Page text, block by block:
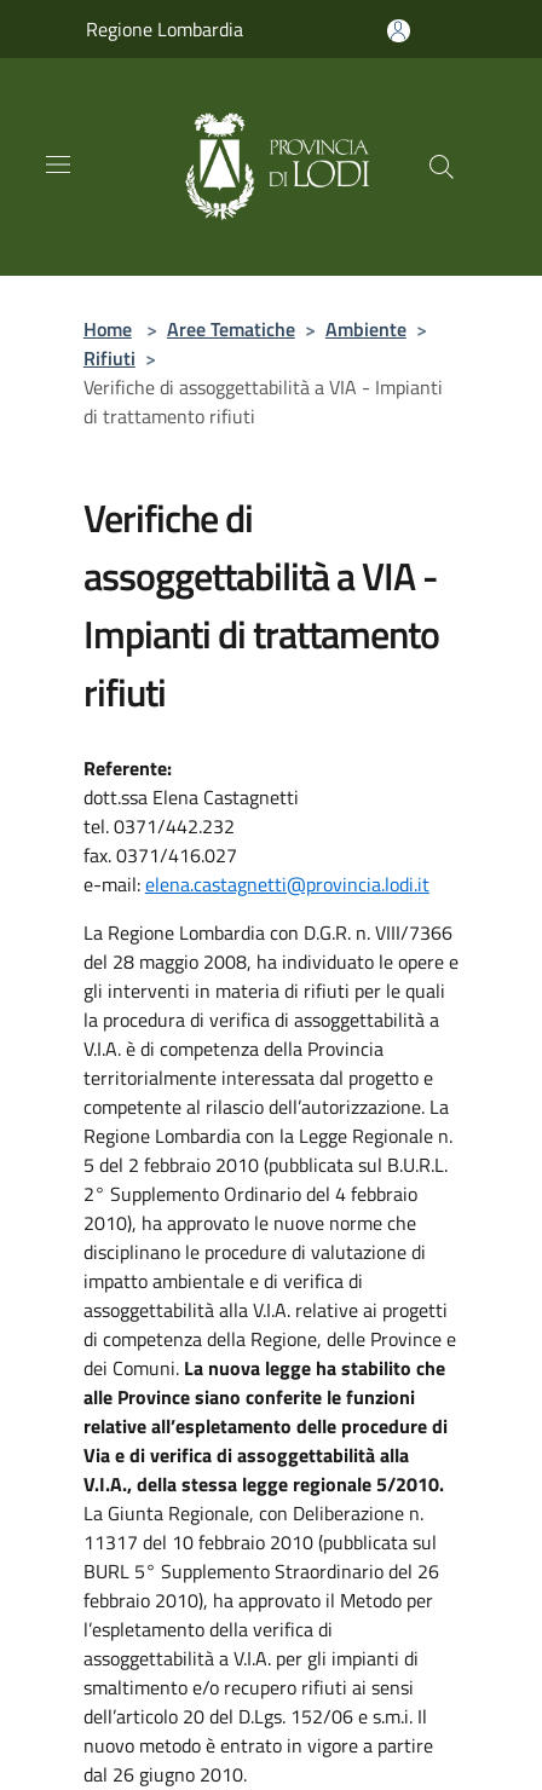
Regione Lombardia
Home > Aree Tematiche > Ambiente >
Rifiuti >
Verifiche di assoggettabilità a VIA - Impianti
di trattamento rifiuti
Verifiche di
assoggettabilità a VIA -
Impianti di trattamento
rifiuti
Referente:
dott.ssa Elena Castagnetti
tel. 0371/442.232
fax. 0371/416.027
e-mail:elena.castagnetti@provincia.lodi.it
La Regione Lombardia con D.G.R. n. VIII/7366
del 28 maggio 2008, ha individuato le opere e
gli interventi in materia di rifiuti per le quali
la procedura di verifica di assoggettabilità a
V.I.A. è di competenza della Provincia
territorialmente interessata dal progetto e
competente al rilascio dell’autorizzazione. La
Regione Lombardia con la Legge Regionale n.
5 del 2 febbraio 2010 (pubblicata sul B.U.R.L.
2° Supplemento Ordinario del 4 febbraio
2010), ha approvato le nuove norme che
disciplinano le procedure di valutazione di
impatto ambientale e di verifica di
assoggettabilità alla V.I.A. relative ai progetti
di competenza della Regione, delle Province e
dei Comuni. La nuova legge ha stabilito che
alle Province siano conferite le funzioni
relative all’espletamento delle procedure di
Via e di verifica di assoggettabilità alla
V.I.A., della stessa legge regionale 5/2010.
La Giunta Regionale, con Deliberazione n.
11317 del 10 febbraio 2010 (pubblicata sul
BURL 5° Supplemento Straordinario del 26
febbraio 2010), ha approvato il Metodo per
l’espletamento della verifica di
assoggettabilità a V.I.A. per gli impianti di
smaltimento e/o recupero rifiuti ai sensi
dell’articolo 20 del D.Lgs. 152/06 e s.m.i. Il
nuovo metodo è entrato in vigore a partire
dal 26 giugno 2010.